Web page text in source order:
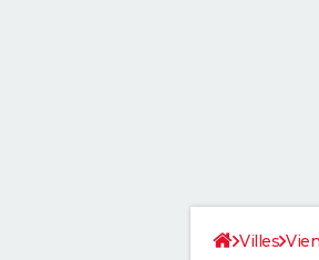
Villes